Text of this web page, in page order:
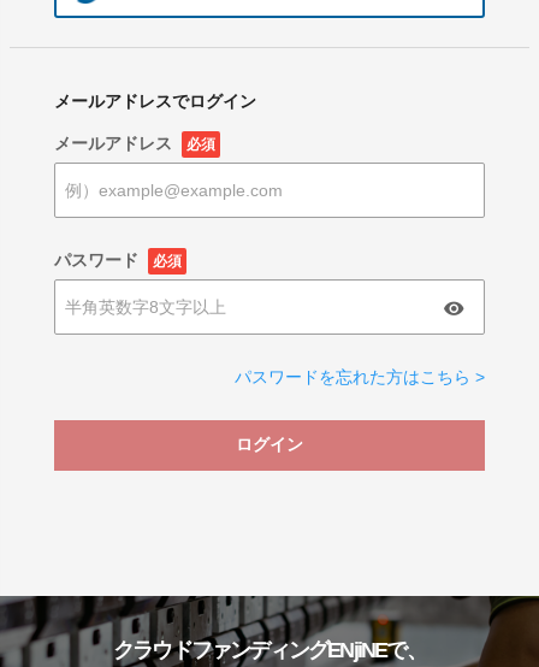
メールアドレスでログイン
メールアドレス 必須
パスワード 必須
パスワードを忘れた方はこちら >
ログイン
クラウドファンディングENjiNEで、